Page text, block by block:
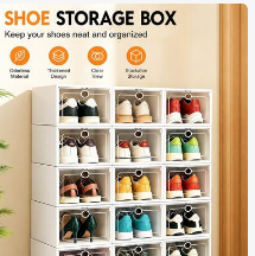
직물 신발 수납 솔루션, 사계절 범용,
휴대하기 쉬움, 매우 실용적, 훌륭한
선물 선택, 룸 데코, 교사 선물, 웨딩 데
코, 휴일 액세서리, 정원, DIY, 침실 데
코, 주방 데코, 기숙사 필수품, 수납실,
크리스마스 데코, 여행 필수품, 총각
파티 용품, 책상 액세서리, 홈 데코